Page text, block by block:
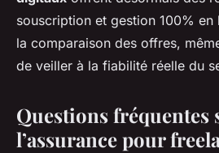
souscription et gestion 100%
la comparaison des offres,
de veiller à la fiabilité réelle du
Questions fréquentes
l’assurance pour